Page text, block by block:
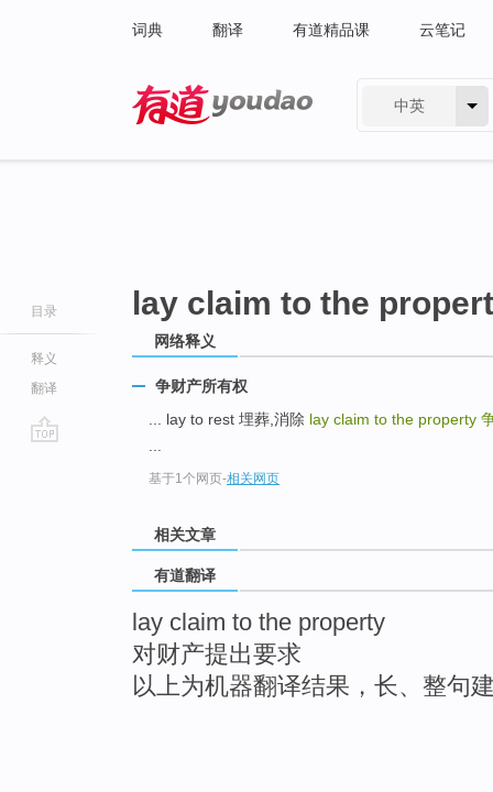
词典 翻译 有道精品课 云笔记
中英
目录
释义
翻译
lay claim to the
网络释义
争财产所有权
... lay to rest 埋葬,消除 lay claim to the property
基于1个网页-相关网页
相关文章
有道翻译
lay claim to the property
对财产提出要求
以上为机器翻译结果，长、整句